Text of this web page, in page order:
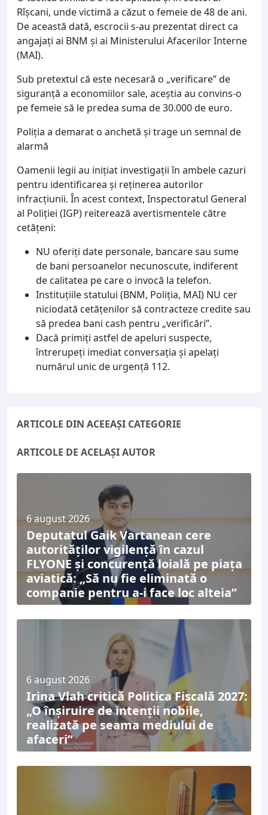
Rîșcani, unde victimă a căzut o femeie de 48 de ani.
De această dată, escrocii s-au prezentat direct ca
angajați ai BNM și ai Ministerului Afacerilor Interne
(MAI).
Sub pretextul că este necesară o „verificare” de
siguranță a economiilor sale, aceștia au convins-o
pe femeie să le predea suma de 30.000 de euro.
Poliția a demarat o anchetă și trage un semnal de
alarmă
Oamenii legii au inițiat investigații în ambele cazuri
pentru identificarea și reținerea autorilor
infracțiunii. În acest context, Inspectoratul General
al Poliției (IGP) reiterează avertismentele către
cetățeni:
NU oferiți date personale, bancare sau sume
de bani persoanelor necunoscute, indiferent
de calitatea pe care o invocă la telefon.
Instituțiile statului (BNM, Poliția, MAI) NU cer
niciodată cetățenilor să contracteze credite sau
să predea bani cash pentru „verificări”.
Dacă primiți astfel de apeluri suspecte,
întrerupeți imediat conversația și apelați
numărul unic de urgență 112.
ARTICOLE DIN ACEEAȘI CATEGORIE
ARTICOLE DE ACELAȘI AUTOR
6 august 2026
Deputatul Gaik Vartanean cere
autorităților vigilență în cazul
FLYONE și concurență loială pe piața
aviatică: „Să nu fie eliminată o
companie pentru a-i face loc alteia”
6 august 2026
Irina Vlah critică Politica Fiscală 2027:
„O înșiruire de intenții nobile,
realizată pe seama mediului de
afaceri”